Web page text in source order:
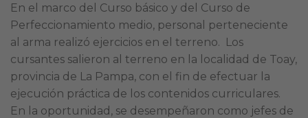
En el marco del Curso básico y del Curso de
Perfeccionamiento medio, personal perteneciente
al arma realizó ejercicios en el terreno. Los
cursantes salieron al terreno en la localidad de Toay,
provincia de La Pampa, con el fin de efectuar la
ejecución práctica de los contenidos curriculares.
En la oportunidad, se desempeñaron como jefes de